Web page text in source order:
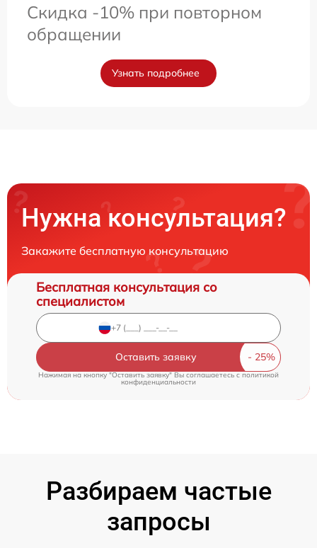
Скидка -10% при повторном
обращении
Узнать подробнее
Нужна консультация?
Закажите бесплатную консультацию
Бесплатная консультация со
специалистом
Оставить заявку
Нажимая на кнопку "Оставить заявку" Вы соглашаетесь cполитикой
конфиденциальности
Разбираем частые
запросы